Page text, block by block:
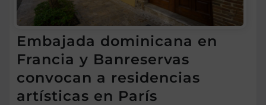
Embajada dominicana en
Francia y Banreservas
convocan a residencias
artísticas en París